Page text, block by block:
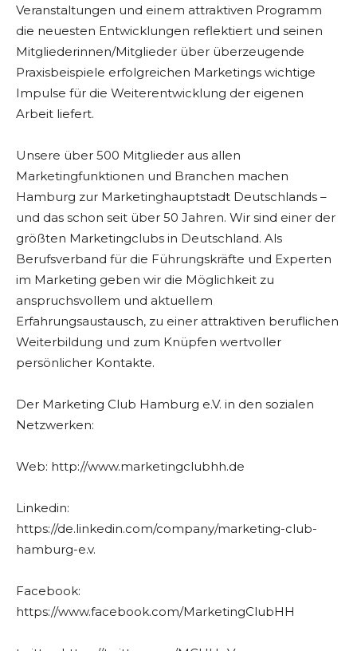
Veranstaltungen und einem attraktiven Programm
die neuesten Entwicklungen reflektiert und seinen
Mitgliederinnen/Mitglieder über überzeugende
Praxisbeispiele erfolgreichen Marketings wichtige
Impulse für die Weiterentwicklung der eigenen
Arbeit liefert.
Unsere über 500 Mitglieder aus allen
Marketingfunktionen und Branchen machen
Hamburg zur Marketinghauptstadt Deutschlands –
und das schon seit über 50 Jahren. Wir sind einer der
größten Marketingclubs in Deutschland. Als
Berufsverband für die Führungskräfte und Experten
im Marketing geben wir die Möglichkeit zu
anspruchsvollem und aktuellem
Erfahrungsaustausch, zu einer attraktiven beruflichen
Weiterbildung und zum Knüpfen wertvoller
persönlicher Kontakte.
Der Marketing Club Hamburg e.V. in den sozialen
Netzwerken:
Web: http://www.marketingclubhh.de
Linkedin:
https://de.linkedin.com/company/marketing-club-
hamburg-e.v.
Facebook:
https://www.facebook.com/MarketingClubHH